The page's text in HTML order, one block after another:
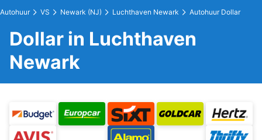
Autohuur VS Newark (NJ) Luchthaven Newark Autohuur Dollar
Dollar in Luchthaven
Newark